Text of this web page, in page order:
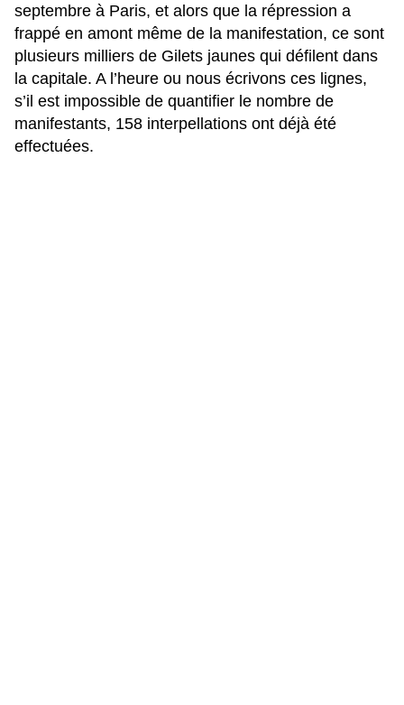
septembre à Paris, et alors que la répression a
frappé en amont même de la manifestation, ce sont
plusieurs milliers de Gilets jaunes qui défilent dans
la capitale. A l’heure ou nous écrivons ces lignes,
s’il est impossible de quantifier le nombre de
manifestants, 158 interpellations ont déjà été
effectuées.